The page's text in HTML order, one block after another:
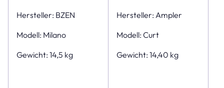
Hersteller: BZEN
Modell: Milano
Gewicht: 14,5 kg
Hersteller: Ampler
Modell: Curt
Gewicht: 14,40 kg